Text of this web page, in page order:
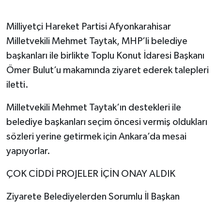
Milliyetçi Hareket Partisi Afyonkarahisar
Milletvekili Mehmet Taytak, MHP’li belediye
başkanları ile birlikte Toplu Konut İdaresi Başkanı
Ömer Bulut’u makamında ziyaret ederek talepleri
iletti.
Milletvekili Mehmet Taytak’ın destekleri ile
belediye başkanları seçim öncesi vermiş oldukları
sözleri yerine getirmek için Ankara’da mesai
yapıyorlar.
ÇOK CİDDİ PROJELER İÇİN ONAY ALDIK
Ziyarete Belediyelerden Sorumlu İl Başkan